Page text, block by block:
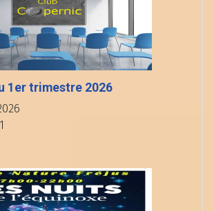
1er trimestre 2026